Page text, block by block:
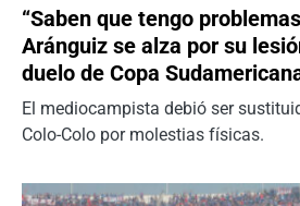
“Saben que tengo
Aránguiz se alza por su
duelo de Copa
El mediocampista debió ser
Colo-Colo por molestias físicas.